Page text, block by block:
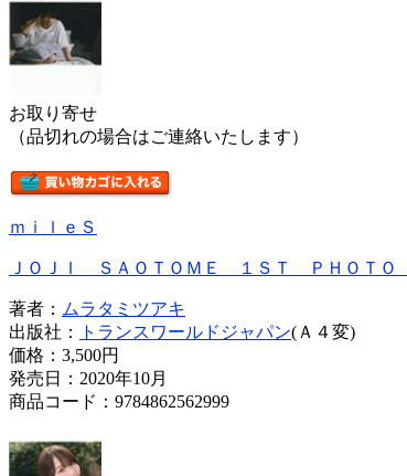
お取り寄せ
（品切れの場合はご連絡いたします）
ｍｉｌｅＳ
ＪＯＪＩ ＳＡＯＴＯＭＥ １ＳＴ ＰＨＯＴＯ
著者： ムラタミツアキ
出版社：
トランスワールドジャパン(Ａ４変)
価格： 3,500円
発売日：2020年10月
商品コード：9784862562999